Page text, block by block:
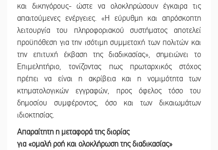
και δικηγόρους- ώστε να ολοκληρώσουν έγκαιρα τις
απαιτούμενες ενέργειες. «Η εύρυθμη και απρόσκοπτη
λειτουργία του πληροφοριακού συστήματος αποτελεί
προϋπόθεση για την ισότιμη συμμετοχή των πολιτών και
την επιτυχή έκβαση της διαδικασίας», σημειώνει το
Επιμελητήριο, τονίζοντας πως πρωταρχικός στόχος
πρέπει να είναι η ακρίβεια και η νομιμότητα των
κτηματολογικών εγγραφών, προς όφελος τόσο του
δημοσίου συμφέροντος, όσο και των δικαιωμάτων
ιδιοκτησίας.
Απαραίτητη η μεταφορά της διορίας
για «ομαλή ροή και ολοκλήρωση της διαδικασίας»